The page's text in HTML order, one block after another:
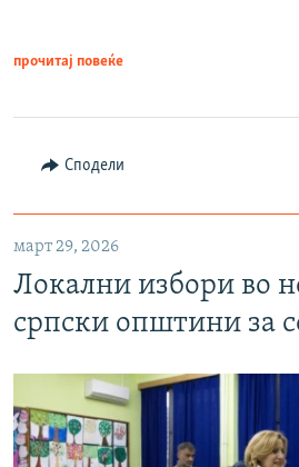
прочитај повеќе
Сподели
март 29, 2026
Локални избори во
српски општини за